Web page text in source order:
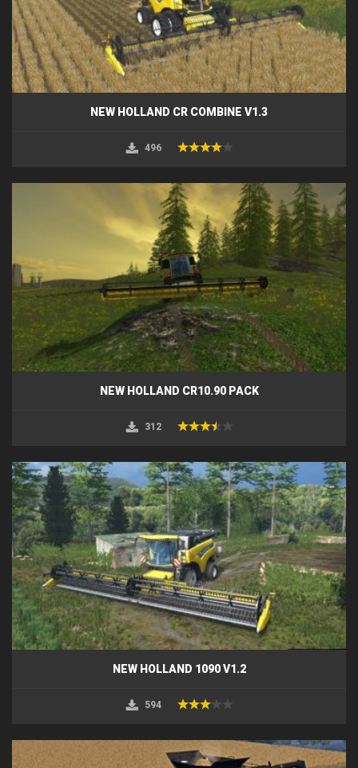
NEW HOLLAND CR COMBINE V1.3
496
NEW HOLLAND CR10.90 PACK
312
NEW HOLLAND 1090 V1.2
594